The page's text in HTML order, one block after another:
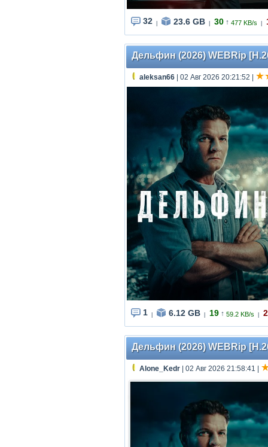
32 23.6 GB 30 ↑ 477 KB/s
Дельфин (2026) WEBRip
aleksan66 | 02 Авг 2026 20:21:52
1 6.12 GB 19 ↑ 59.2 KB/s 2
Дельфин (2026) WEBRip
Alone_Kedr | 02 Авг 2026 21:58:41